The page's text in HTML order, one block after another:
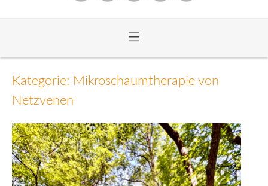
≡
Inhalt
Kategorie: Mikroschaumtherapie von
Netzvenen